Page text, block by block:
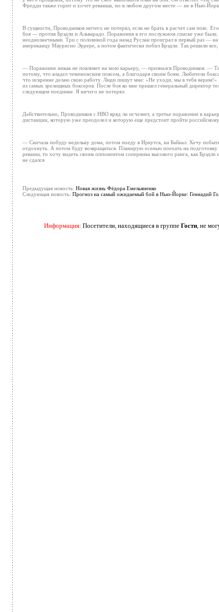
Фредди также горит и хочет реванша, но в любом другом месте — не в Нью-
В сущности, Проводников ничего не потерял, если не брать в расчет сам пояс.
боя — против Брэдли и Альварадо. Поражения в его послужном списке уже
неоднозначными. Три с половиной года назад Руслан проиграл в первый раз —
американцу Маурисио Эррере, а потом фактически побил Брэдли. Так решили
— Поражение никак не повлияет на мою карьеру, — признался Проводников. —
потому, что владел чемпионским поясом, а благодаря своим боям. Любители
что искренне делаю свою работу. Люди пишут мне: «Не уходи, мы в тебя
из самых зрелищных боксеров. После боя ко мне пришел генеральный директор
следующем поединке. Я ничего не потерял.
Действительно, Проводников с HBO вряд ли исчезнет, а третье поражение в
дистанции, которую уже преодолел и которую еще предстоит пройти
— Сначала побуду недельку дома, потом поеду в Иркутск, на Байкал. Хочу
отдохнуть. А потом буду возвращаться. Планирую осенью поехать на
реванш, то хочу видеть своим оппонентом соперника высокого ранга, как
не сдался
Предыдущая новость: Новая жизнь Фёдора Емельяненко
Следующая новость: Прогноз на самый ожидаемый бой в Нью-Йорке: Геннадий
Информация: Посетители, находящиеся в группе Гости, не